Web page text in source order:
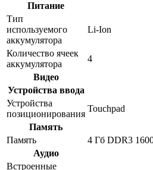
Питание
Тип
используемого
аккумулятора
Li-Ion
Количество ячеек
аккумулятора
4
Видео
Устройства ввода
Устройства
позиционирования
Touchpad
Память
Память
4 Гб DDR3
Аудио
Встроенные